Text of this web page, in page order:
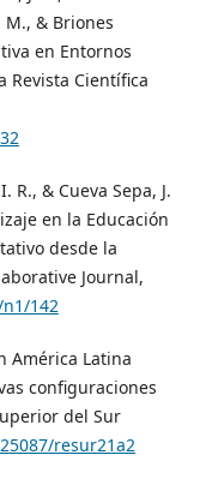
M., & Briones
en Entornos
Revista Científica
R., & Cueva Sepa, J.
en la Educación
desde la
Journal,
142
América Latina
configuraciones
del Sur
resur21a2